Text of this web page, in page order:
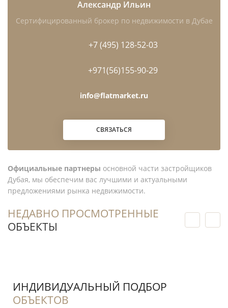
по готовому жилью?
Какая валовая доходность в JVC?
Есть ли смысл покупать строящийся объект в
JVC?
Подходит ли JVC для Golden Visa?
Нужен отбор квартир в JVC с проверкой цены
Александр Ильин
Сертифицированный брокер по недвижимости в Дубае
+7 (495) 128-52-03
+971(56)155-90-29
info@flatmarket.ru
СВЯЗАТЬСЯ
Официальные партнеры основной части застройщиков
Дубая, мы обеспечим вас лучшими и актуальными
предложениями рынка недвижимости.
НЕДАВНО ПРОСМОТРЕННЫЕ
ОБЪЕКТЫ
ИНДИВИДУАЛЬНЫЙ ПОДБОР
ОБЪЕКТОВ